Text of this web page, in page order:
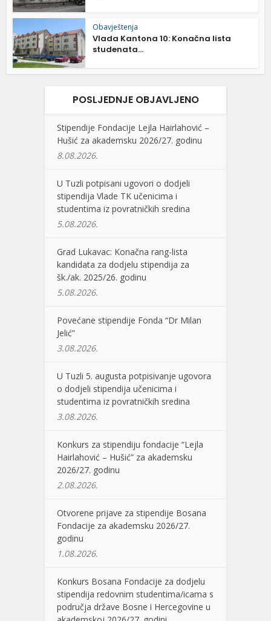
Obavještenja
Vlada Kantona 10: Konačna lista
studenata...
POSLJEDNJE OBJAVLJENO
Stipendije Fondacije Lejla Hairlahović –
Hušić za akademsku 2026/27. godinu
8.08.2026.
U Tuzli potpisani ugovori o dodjeli
stipendija Vlade TK učenicima i
studentima iz povratničkih sredina
5.08.2026.
Grad Lukavac: Konačna rang-lista
kandidata za dodjelu stipendija za
šk./ak. 2025/26. godinu
5.08.2026.
Povećane stipendije Fonda “Dr Milan
Jelić”
3.08.2026.
U Tuzli 5. augusta potpisivanje ugovora
o dodjeli stipendija učenicima i
studentima iz povratničkih sredina
3.08.2026.
Konkurs za stipendiju fondacije “Lejla
Hairlahović – Hušić” za akademsku
2026/27. godinu
2.08.2026.
Otvorene prijave za stipendije Bosana
Fondacije za akademsku 2026/27.
godinu
1.08.2026.
Konkurs Bosana Fondacije za dodjelu
stipendija redovnim studentima/icama s
područja države Bosne i Hercegovine u